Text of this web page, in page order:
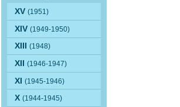
XV(1951)
XIV(1949-1950)
XIII(1948)
XII(1946-1947)
XI(1945-1946)
X(1944-1945)